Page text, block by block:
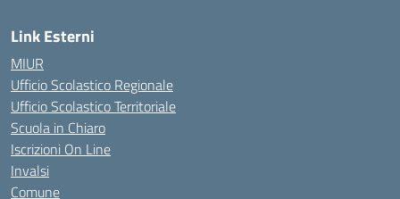
Link Esterni
MIUR
Ufficio Scolastico Regionale
Ufficio Scolastico Territoriale
Scuola in Chiaro
Iscrizioni On Line
Invalsi
Comune